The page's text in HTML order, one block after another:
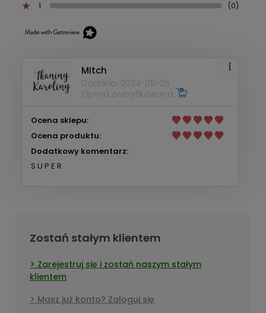
1 (0)
MItch
Dodano: 2024-09-26
Opinia zweryfikowana
Ocena sklepu:
Ocena produktu:
Dodatkowy komentarz:
S U P E R
Zostań stałym klientem
Zarejestruj się i zostań naszym stałym
klientem
Masz już konto? Zaloguj się